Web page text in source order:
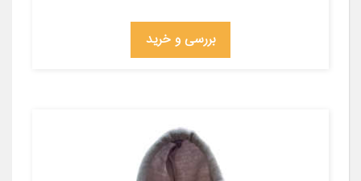
بررسی و خرید